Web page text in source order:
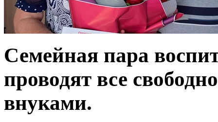
Семейная пара
проводят все
внуками.